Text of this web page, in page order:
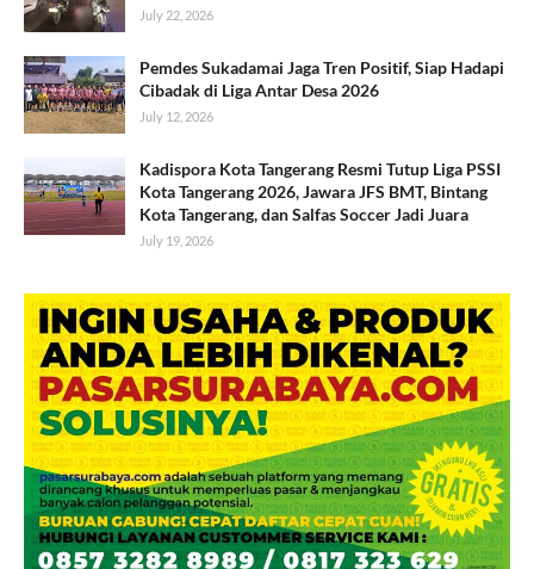
July 22, 2026
Pemdes Sukadamai Jaga Tren Positif, Siap Hadapi
Cibadak di Liga Antar Desa 2026
July 12, 2026
Kadispora Kota Tangerang Resmi Tutup Liga PSSI
Kota Tangerang 2026, Jawara JFS BMT, Bintang
Kota Tangerang, dan Salfas Soccer Jadi Juara
July 19, 2026